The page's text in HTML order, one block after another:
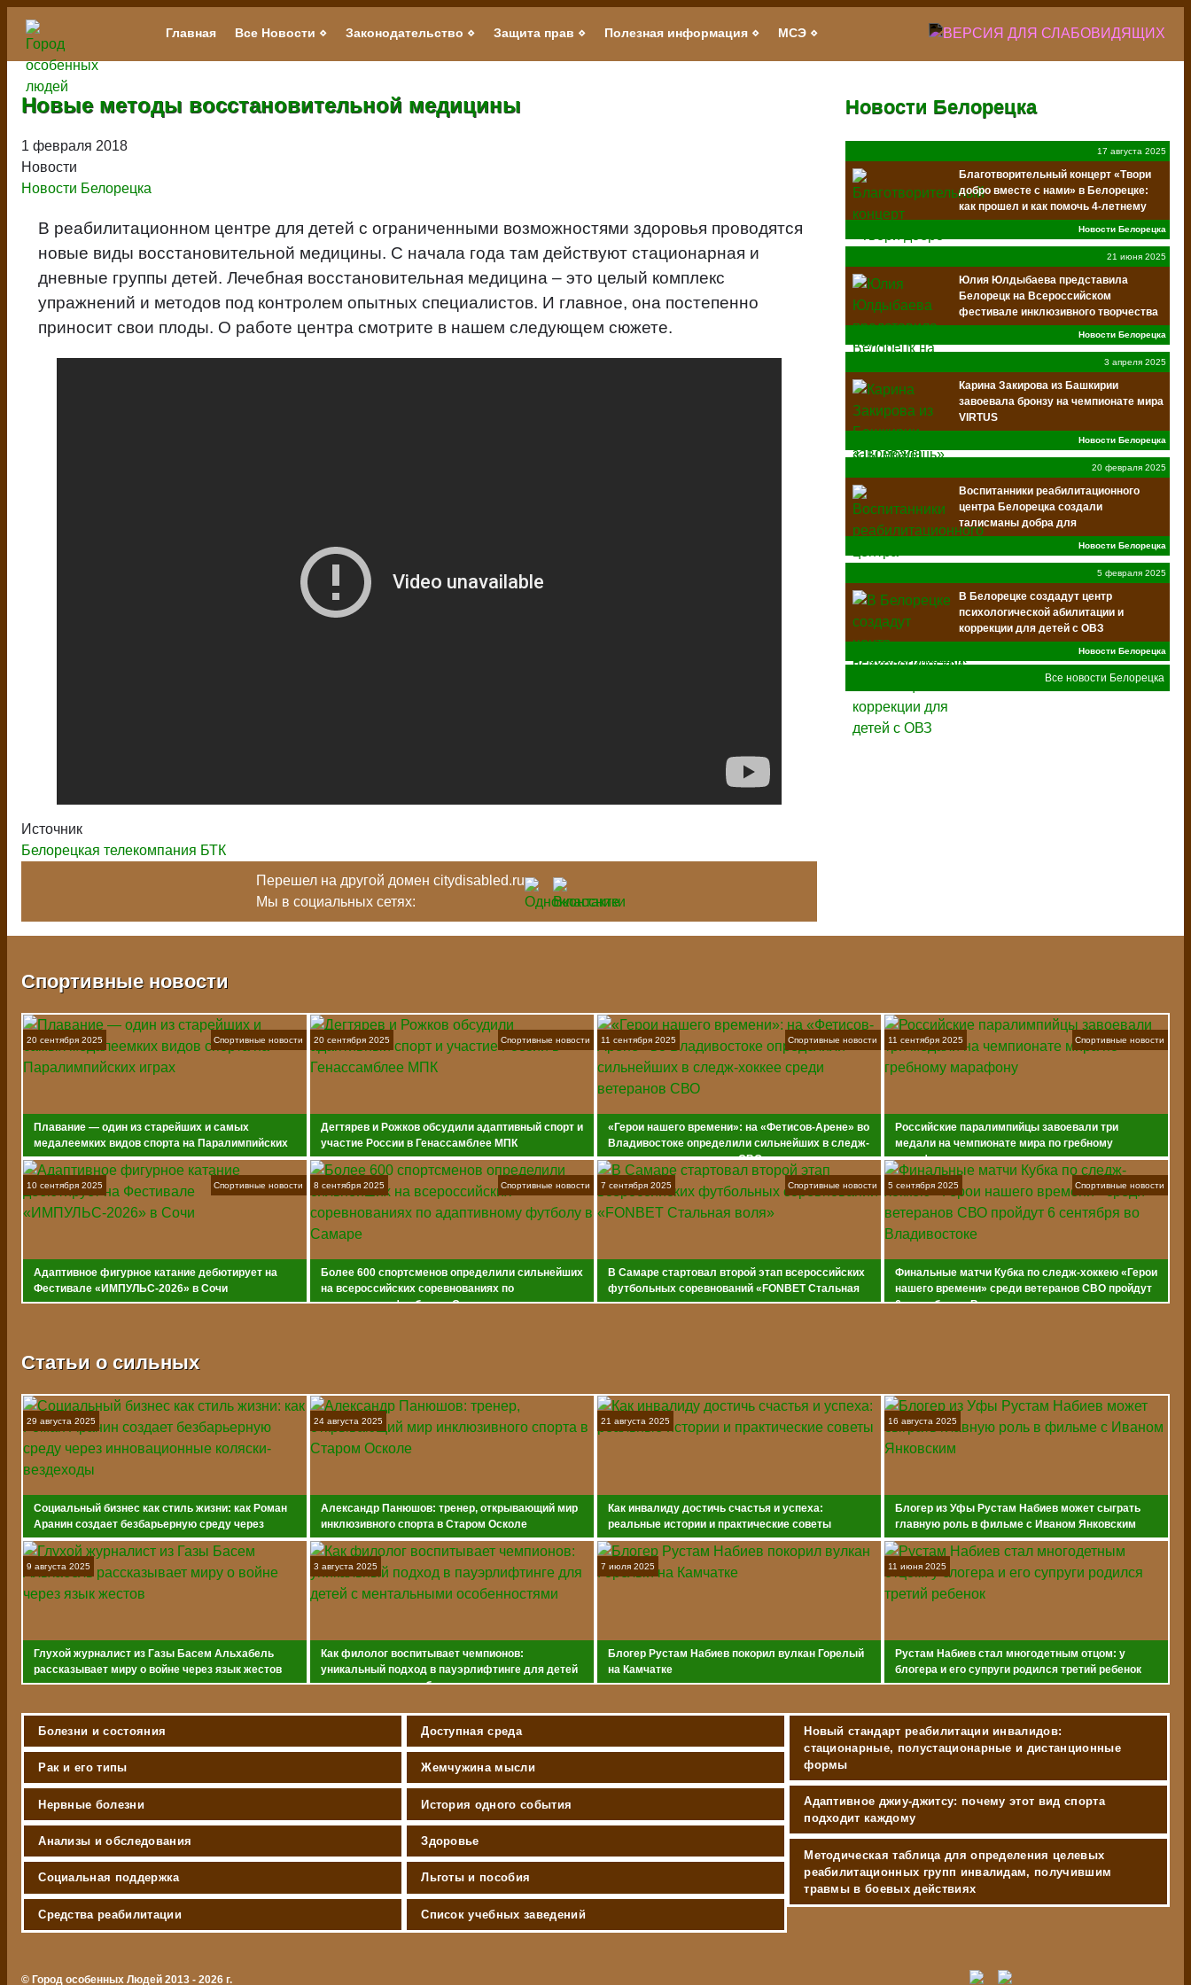
Перейти
основному
содержанию
Главная Все Новости Законодательство Защита прав Полезная информация МСЭ
Новые методы восстановительной медицины
1 февраля 2018
Новости
Новости Белорецка
В реабилитационном центре для детей с ограниченными возможностями здоровья проводятся
новые виды восстановительной медицины. С начала года там действуют стационарная и
дневные группы детей. Лечебная восстановительная медицина – это целый комплекс
упражнений и методов под контролем опытных специалистов. И главное, она постепенно
приносит свои плоды. О работе центра смотрите в нашем следующем сюжете.
Источник
Белорецкая телекомпания БТК
Перешел на другой домен citydisabled.ru
Мы в социальных сетях:
Новости Белорецка
17 августа 2025
Благотворительный концерт «Твори
добро вместе с нами» в Белорецке:
как прошел и как помочь 4-летнему
Егору Киселеву
Новости Белорецка
21 июня 2025
Юлия Юлдыбаева представила
Белорецк на Всероссийском
фестивале инклюзивного творчества
«Ты можешь»
Новости Белорецка
3 апреля 2025
Карина Закирова из Башкирии
завоевала бронзу на чемпионате мира
VIRTUS
Новости Белорецка
20 февраля 2025
Воспитанники реабилитационного
центра Белорецка создали
талисманы добра для
военнослужащих
Новости Белорецка
5 февраля 2025
В Белорецке создадут центр
психологической абилитации и
коррекции для детей с ОВЗ
Новости Белорецка
Все новости Белорецка
Спортивные новости
20 сентября 2025
Плавание — один из старейших и самых
медалеемких видов спорта на Паралимпийских
играх
Спортивные новости 20 сентября 2025
Дегтярев и Рожков обсудили адаптивный спорт и
участие России в Генассамблее МПК
Спортивные новости 11 сентября 2025
«Герои нашего времени»: на «Фетисов-Арене» во
Владивостоке определили сильнейших в следж-
хоккее среди ветеранов СВО
Спортивные новости 11 сентября 2025
Российские паралимпийцы завоевали три
медали на чемпионате мира по гребному
марафону
Спортивные новости
10 сентября 2025
Адаптивное фигурное катание дебютирует на
Фестивале «ИМПУЛЬС-2026» в Сочи
Спортивные новости 8 сентября 2025
Более 600 спортсменов определили сильнейших
на всероссийских соревнованиях по
адаптивному футболу в Самаре
Спортивные новости 7 сентября 2025
В Самаре стартовал второй этап всероссийских
футбольных соревнований «FONBET Стальная
воля»
Спортивные новости 5 сентября 2025
Финальные матчи Кубка по следж-хоккею «Герои
нашего времени» среди ветеранов СВО пройдут
6 сентября во Владивостоке
Спортивные новости
Статьи о сильных
29 августа 2025
Социальный бизнес как стиль жизни: как Роман
Аранин создает безбарьерную среду через
инновационные коляски-вездеходы
24 августа 2025
Александр Панюшов: тренер, открывающий мир
инклюзивного спорта в Старом Осколе
21 августа 2025
Как инвалиду достичь счастья и успеха:
реальные истории и практические советы
16 августа 2025
Блогер из Уфы Рустам Набиев может сыграть
главную роль в фильме с Иваном Янковским
9 августа 2025
Глухой журналист из Газы Басем Альхабель
рассказывает миру о войне через язык жестов
3 августа 2025
Как филолог воспитывает чемпионов:
уникальный подход в пауэрлифтинге для детей
с ментальными особенностями
7 июля 2025
Блогер Рустам Набиев покорил вулкан Горелый
на Камчатке
11 июня 2025
Рустам Набиев стал многодетным отцом: у
блогера и его супруги родился третий ребенок
Болезни и состояния
Рак и его типы
Нервные болезни
Анализы и обследования
Социальная поддержка
Средства реабилитации
Доступная среда
Жемчужина мысли
История одного события
Здоровье
Льготы и пособия
Список учебных заведений
Новый стандарт реабилитации инвалидов:
стационарные, полустационарные и дистанционные
формы
Адаптивное джиу-джитсу: почему этот вид спорта
подходит каждому
Методическая таблица для определения целевых
реабилитационных групп инвалидам, получившим
травмы в боевых действиях
© Город особенных Людей 2013 - 2026 г.